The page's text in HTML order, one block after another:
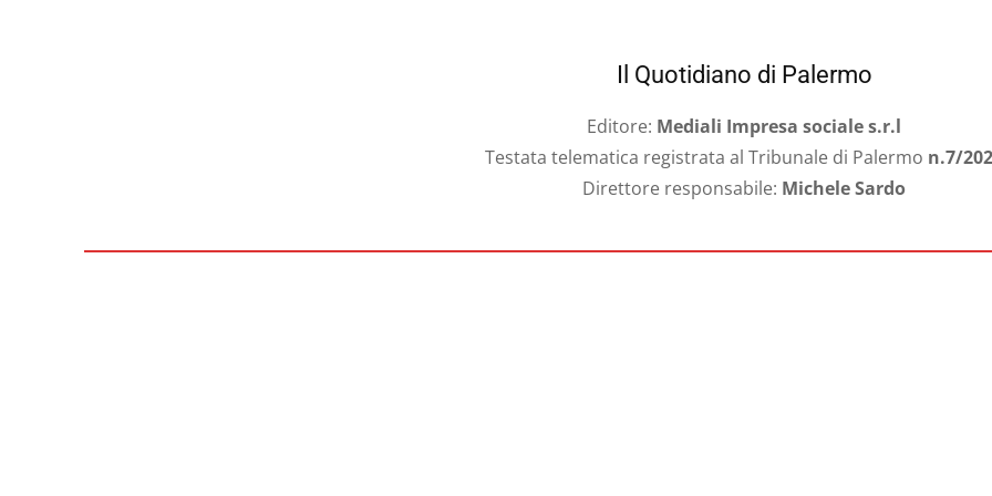
Il Quotidiano di Palermo
Editore: Mediali Impresa sociale s.r.l
Testata telematica registrata al Tribunale di Palermo n.7/
Direttore responsabile: Michele Sardo